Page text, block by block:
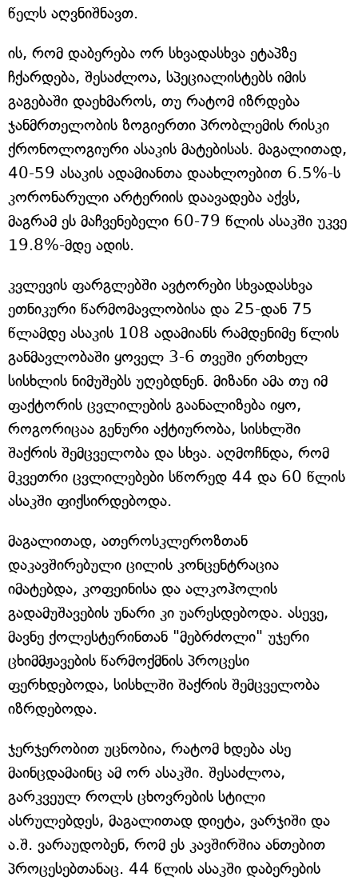
წელს აღვნიშნავთ.
ის, რომ დაბერება ორ სხვადასხვა ეტაპზე
ჩქარდება, შესაძლოა, სპეციალისტებს იმის
გაგებაში დაეხმაროს, თუ რატომ იზრდება
ჯანმრთელობის ზოგიერთი პრობლემის რისკი
ქრონოლოგიური ასაკის მატებისას. მაგალითად,
40-59 ასაკის ადამიანთა დაახლოებით 6.5%-ს
კორონარული არტერიის დაავადება აქვს,
მაგრამ ეს მაჩვენებელი 60-79 წლის ასაკში უკვე
19.8%-მდე ადის.
კვლევის ფარგლებში ავტორები სხვადასხვა
ეთნიკური წარმომავლობისა და 25-დან 75
წლამდე ასაკის 108 ადამიანს რამდენიმე წლის
განმავლობაში ყოველ 3-6 თვეში ერთხელ
სისხლის ნიმუშებს უღებდნენ. მიზანი ამა თუ იმ
ფაქტორის ცვლილების გაანალიზება იყო,
როგორიცაა გენური აქტიურობა, სისხლში
შაქრის შემცველობა და სხვა. აღმოჩნდა, რომ
მკვეთრი ცვლილებები სწორედ 44 და 60 წლის
ასაკში ფიქსირდებოდა.
მაგალითად, ათეროსკლეროზთან
დაკავშირებული ცილის კონცენტრაცია
იმატებდა, კოფეინისა და ალკოჰოლის
გადამუშავების უნარი კი უარესდებოდა. ასევე,
მავნე ქოლესტერინთან "მებრძოლი" უჯერი
ცხიმმჟავების წარმოქმნის პროცესი
ფერხდებოდა, სისხლში შაქრის შემცველობა
იზრდებოდა.
ჯერჯერობით უცნობია, რატომ ხდება ასე
მაინცდამაინც ამ ორ ასაკში. შესაძლოა,
გარკვეულ როლს ცხოვრების სტილი
ასრულებდეს, მაგალითად დიეტა, ვარჯიში და
ა.შ. ვარაუდობენ, რომ ეს კავშირშია ანთებით
პროცესებთანაც. 44 წლის ასაკში დაბერების